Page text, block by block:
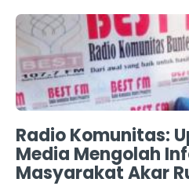
Radio Komunitas:
Media Mengolah
Masyarakat Akar